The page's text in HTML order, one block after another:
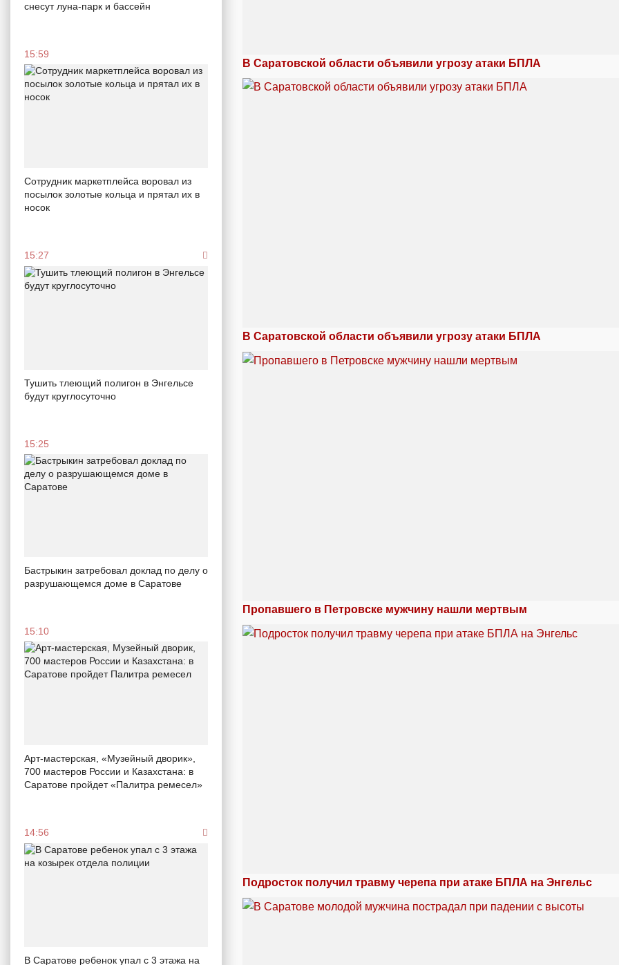
снесут луна-парк и бассейн
15:59
Сотрудник маркетплейса воровал из
посылок золотые кольца и прятал их в
носок
15:27
Тушить тлеющий полигон в Энгельсе
будут круглосуточно
15:25
Бастрыкин затребовал доклад по делу о
разрушающемся доме в Саратове
15:10
Арт-мастерская, «Музейный дворик»,
700 мастеров России и Казахстана: в
Саратове пройдет «Палитра ремесел»
14:56
В Саратове ребенок упал с 3 этажа на
В Саратовской области объявили угрозу атаки БПЛА
В Саратовской области объявили угрозу атаки БПЛА
Пропавшего в Петровске мужчину нашли мертвым
Подросток получил травму черепа при атаке БПЛА на Энгельс